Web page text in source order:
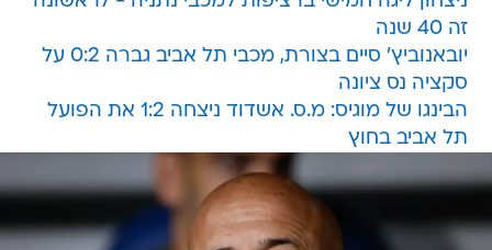
זה 40 שנה
יובאנוביץ' סיים בצורת, מכבי תל אביב גברה 0:2 על
סקציה נס ציונה
הבינגו של מוגיס: מ.ס. אשדוד ניצחה 1:2 את הפועל
תל אביב בחוץ